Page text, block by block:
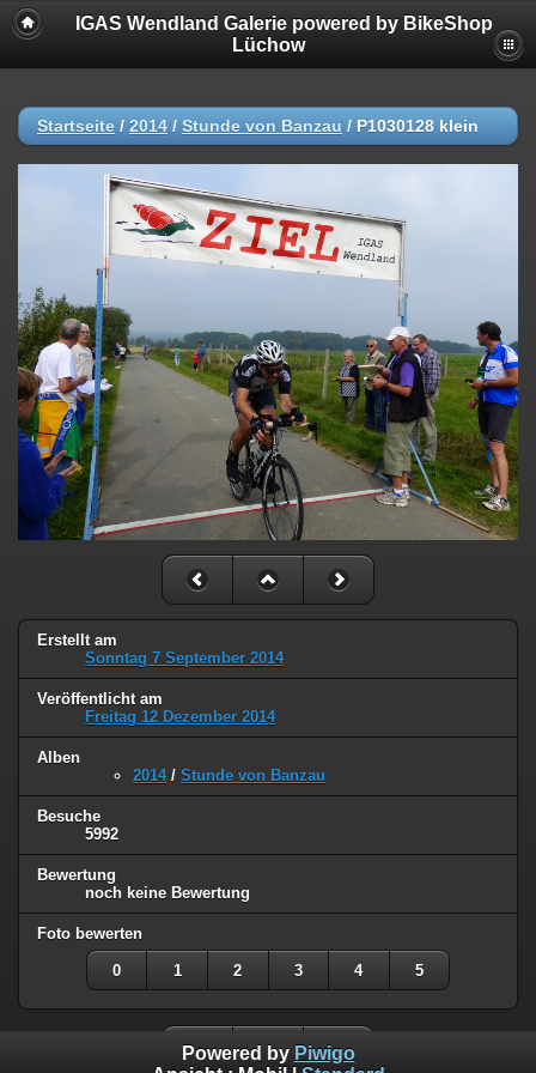
IGAS Wendland Galerie powered by BikeShop
Lüchow
Startseite / 2014 / Stunde von Banzau / P1030128 klein
Erstellt am
Sonntag 7 September 2014
Veröffentlicht am
Freitag 12 Dezember 2014
Alben
2014/ Stunde von Banzau
Besuche
5992
Bewertung
noch keine Bewertung
Foto bewerten
0 1 2 3 4 5
Powered by Piwigo